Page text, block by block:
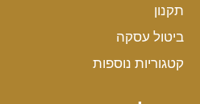
תקנון
ביטול עסקה
קטגוריות נוספות